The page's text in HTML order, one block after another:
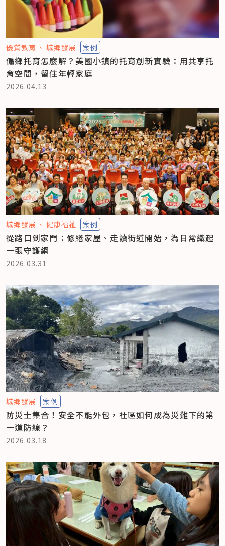
優質教育 城鄉發展 案例
偏鄉托育怎麼解？美國小鎮的托育創新實驗：用共享托
育空間，留住年輕家庭
2026.04.13
城鄉發展 健康福祉 案例
從路口到家門：修繕家屋、走讀街道開始，為日常織起
一張守護網
2026.03.31
城鄉發展 案例
防災士集合！安全不能外包，社區如何成為災難下的第
一道防線？
2026.03.18